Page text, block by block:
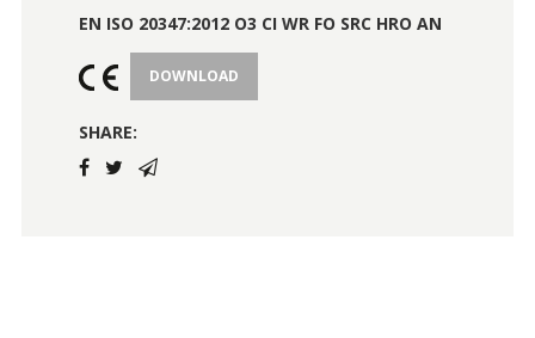
EN ISO 20347:2012 O3 CI WR FO SRC HRO AN
DOWNLOAD
SHARE: